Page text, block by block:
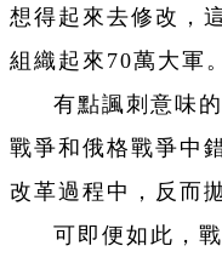
想得起來去修改，
組織起來70萬大軍。
有點諷刺意味
戰爭和俄格戰爭中
改革過程中，反而
可即便如此，